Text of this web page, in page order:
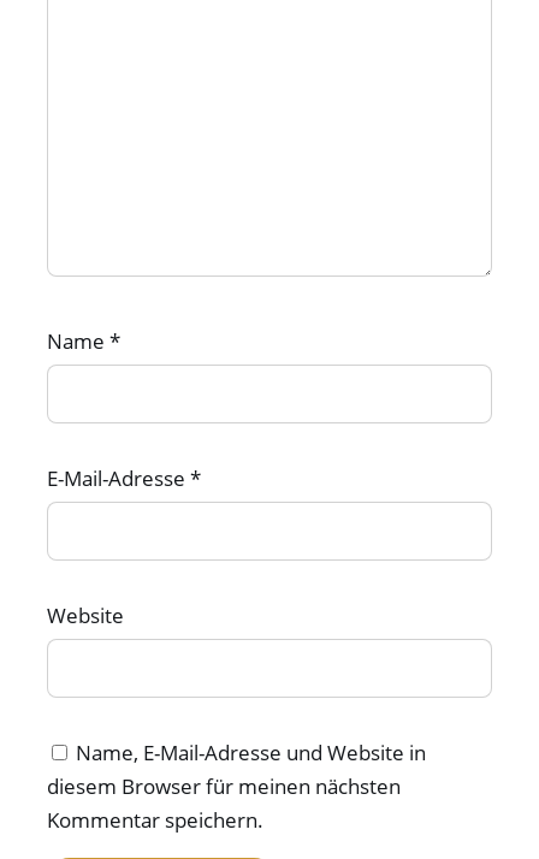
Name*
E-Mail-Adresse*
Website
Name, E-Mail-Adresse und Website in
diesem Browser für meinen nächsten
Kommentar speichern.